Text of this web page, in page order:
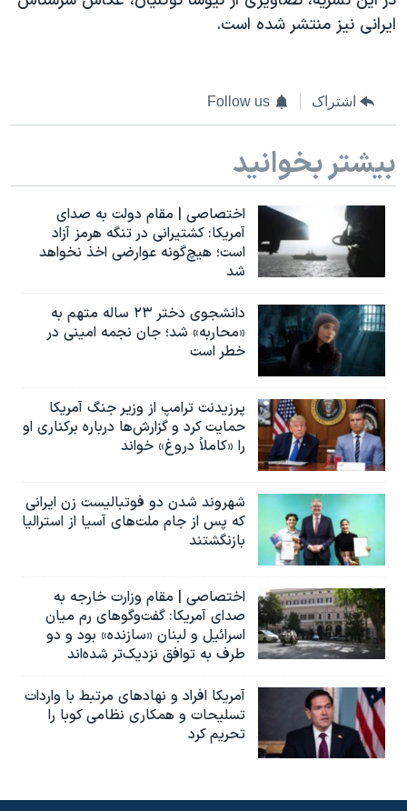
نرگس محمدی برنده جایزه نوبل صلح
صفحه‌های ویژه
سفر پرزیدنت ترامپ به چین
ایرانی نیز منتشر شده است.
اشتراک Follow us
بیشتر بخوانید
اختصاصی | مقام دولت به صدای
آمریکا: کشتیرانی در تنگه هرمز آزاد
است؛ هیچ‌گونه عوارضی اخذ نخواهد
شد
دانشجوی دختر ۲۳ ساله متهم به
«محاربه» شد؛ جان نجمه امینی در
خطر است
پرزیدنت ترامپ از وزیر جنگ آمریکا
حمایت کرد و گزارش‌ها درباره برکناری او
را «کاملاً دروغ» خواند
شهروند شدن دو فوتبالیست زن ایرانی
که پس از جام ملت‌های آسیا از استرالیا
بازنگشتند
اختصاصی | مقام وزارت خارجه به
صدای آمریکا: گفت‌وگوهای رم میان
اسرائیل و لبنان «سازنده» بود و دو
طرف به توافق نزدیک‌تر شده‌اند
آمریکا افراد و نهادهای مرتبط با واردات
تسلیحات و همکاری نظامی کوبا را
تحریم کرد